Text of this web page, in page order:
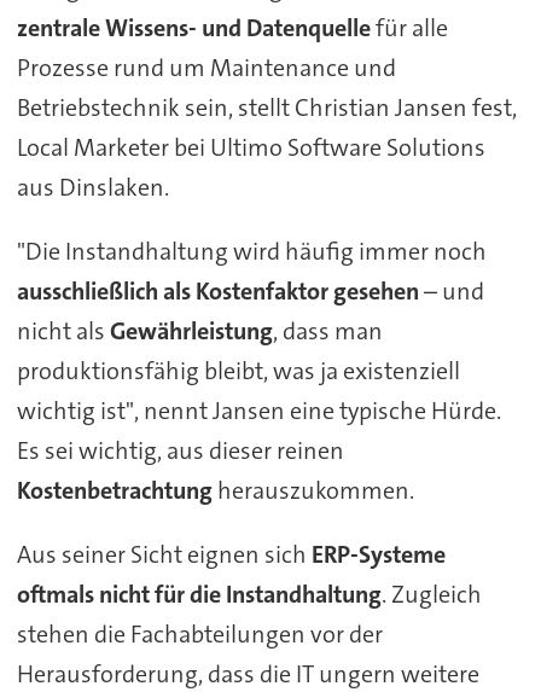
zentrale Wissens- und Datenquellefür alle
Prozesse rund um Maintenance und
Betriebstechnik sein, stellt Christian Jansen fest,
Local Marketer bei Ultimo Software Solutions
aus Dinslaken.
"Die Instandhaltung wird häufig immer noch
ausschließlich als Kostenfaktor gesehen– und
nicht alsGewährleistung, dass man
produktionsfähig bleibt, was ja existenziell
wichtig ist", nennt Jansen eine typische Hürde.
Es sei wichtig, aus dieser reinen
Kostenbetrachtungherauszukommen.
Aus seiner Sicht eignen sich ERP-Systeme
oftmals nicht für die Instandhaltung. Zugleich
stehen die Fachabteilungen vor der
Herausforderung, dass die IT ungern weitere